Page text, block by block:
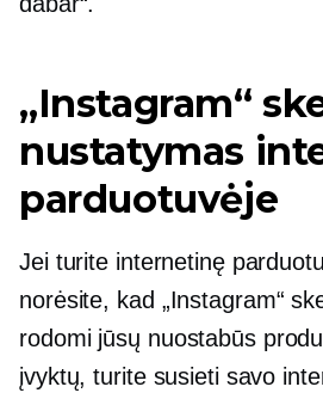
„Instagram“
nustatymas
parduotuvėje
Jei turite internetinę
norėsite, kad „Instagram“
rodomi jūsų nuostabūs
įvyktų, turite susieti savo